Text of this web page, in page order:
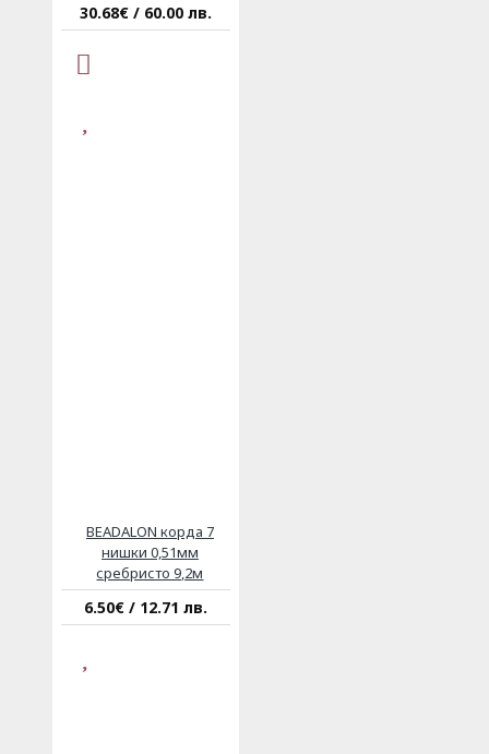
30.68€ / 60.00 лв.
BEADALON корда 7
нишки 0,51мм
сребристо 9,2м
6.50€ / 12.71 лв.